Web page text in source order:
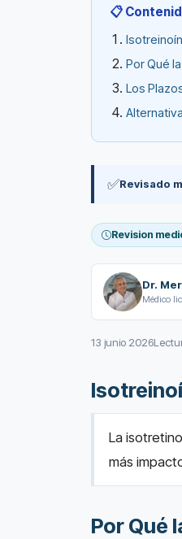
📋
Por Qué
Los
✅Revisado
Revision
Dr.
Médico
13 junio 2026
La
más
Por Qué